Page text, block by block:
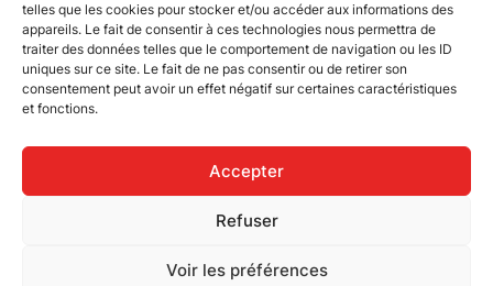
telles que les cookies pour stocker et/ou accéder aux informations des
appareils. Le fait de consentir à ces technologies nous permettra de
traiter des données telles que le comportement de navigation ou les ID
uniques sur ce site. Le fait de ne pas consentir ou de retirer son
consentement peut avoir un effet négatif sur certaines caractéristiques
et fonctions.
Accepter
Refuser
Voir les préférences
Qui sommes-nous ?
Conception & Construction
Bâtiments industriels
Bâtiments ICPE
Bâtiments tertiaires
Extension de bâtiments
Rénovation bâtiments
industriels
Réhabilitation de bâtiments
Aménagement tertiaire
Réalisations
Actualités
Contact
Mentions légales|Confidentialité